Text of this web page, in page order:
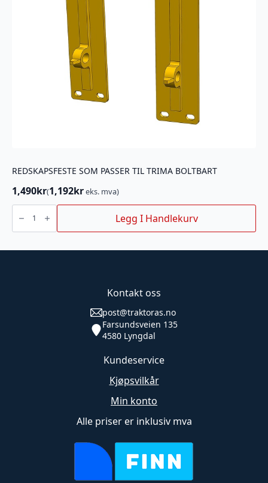
REDSKAPSFESTE SOM PASSER TIL TRIMA BOLTBART
1,490kr(1,192kreks. mva)
REDSKAPSFESTE
PASSER
TIL
antall
Legg I Handlekurv
Kontakt oss
post@traktoras.no
Farsundsveien 135
4580 Lyngdal
Kundeservice
Kjøpsvilkår
Min konto
Alle priser er inklusiv mva